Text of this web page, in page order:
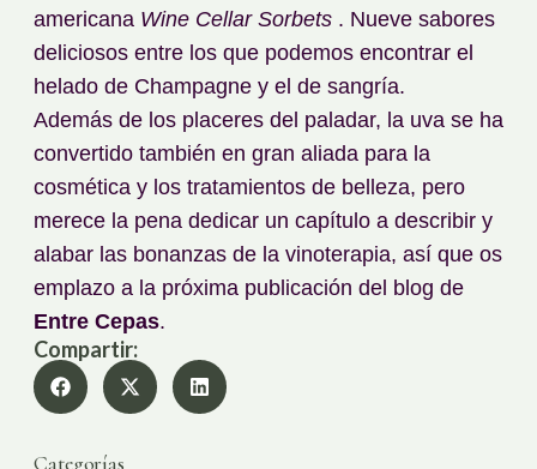
americana Wine Cellar Sorbets . Nueve sabores
deliciosos entre los que podemos encontrar el
helado de Champagne y el de sangría.
Además de los placeres del paladar, la uva se ha
convertido también en gran aliada para la
cosmética y los tratamientos de belleza, pero
merece la pena dedicar un capítulo a describir y
alabar las bonanzas de la vinoterapia, así que os
emplazo a la próxima publicación del blog de
Entre Cepas.
Compartir:
Categorías